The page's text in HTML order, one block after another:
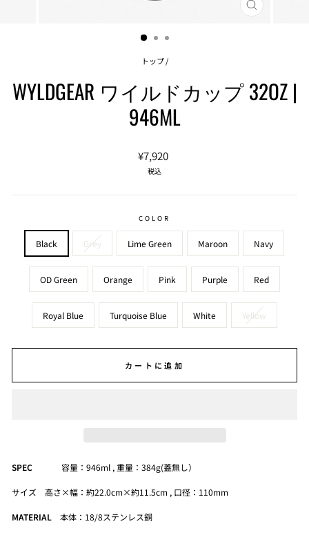
閉
トップ/
WYLDGEAR ワイルドカップ 32OZ |
946ML
通
格
¥7,920
税込
COLOR
Black Grey Lime Green Maroon Navy
OD Green Orange Pink Purple Red
Royal Blue Turquoise Blue White Yellow
カートに追加
SPEC 容量：946ml , 重量：384g(蓋無し）
サイズ 高さ×幅：約22.0cm×約11.5cm , 口径：110mm
MATERIAL 本体：18/8ステンレス銅